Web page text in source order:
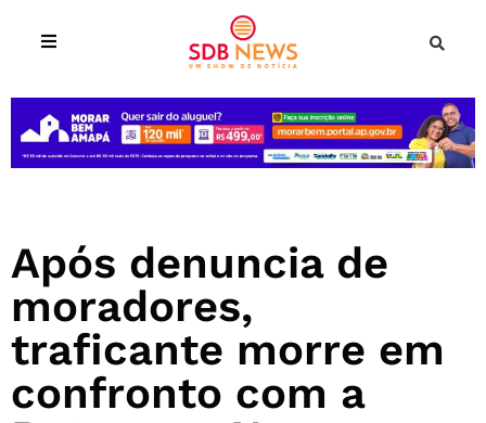
Após denuncia de
moradores,
traficante morre em
confronto com a